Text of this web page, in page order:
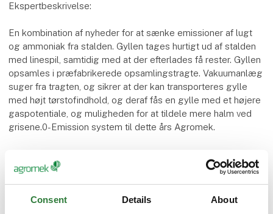
Consent Details About
Ekspertbeskrivelse:
En kombination af nyheder for at sænke emissioner af lugt
og ammoniak fra stalden. Gyllen tages hurtigt ud af stalden
med linespil, samtidig med at der efterlades få rester. Gyllen
opsamles i præfabrikerede opsamlingstragte. Vakuumanlæg
suger fra tragten, og sikrer at der kan transporteres gylle
med højt tørstofindhold, og deraf fås en gylle med et højere
gaspotentiale, og muligheden for at tildele mere halm ved
grisene.0-Emission system til dette års Agromek.
Flere produkter fra Agrifarm